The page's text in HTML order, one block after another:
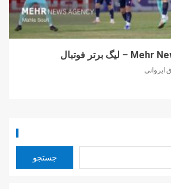
ایروانی
جستجو